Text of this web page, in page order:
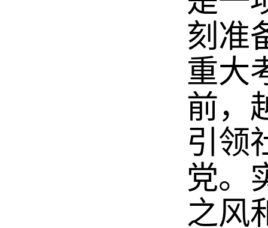
刻准
重大
前，
引领
党。
之风